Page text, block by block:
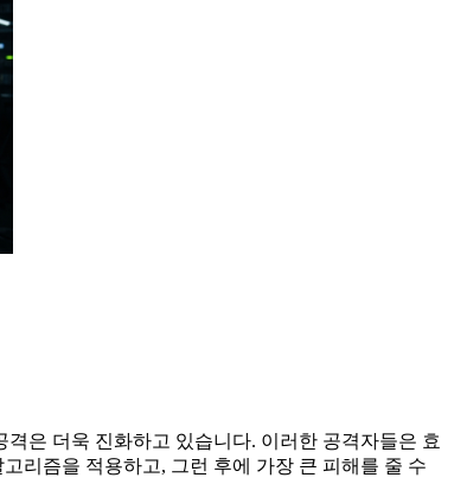
은 더욱 진화하고 있습니다. 이러한 공격자들은 효
리즘을 적용하고, 그런 후에 가장 큰 피해를 줄 수